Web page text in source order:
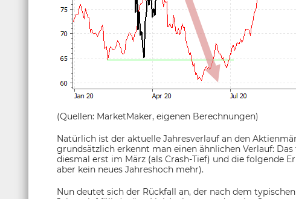
(Quellen: MarketMaker, eigenen Berechnungen)
Natürlich ist der aktuelle Jahresverlauf an den
grundsätzlich erkennt man einen ähnlichen Verlauf:
diesmal erst im März (als Crash-Tief) und die folgende
aber kein neues Jahreshoch mehr).
Nun deutet sich der Rückfall an, der nach dem